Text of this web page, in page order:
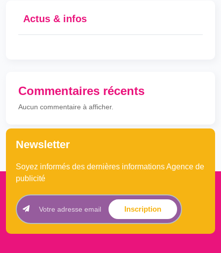
Actus & infos
Commentaires récents
Aucun commentaire à afficher.
Newsletter
Soyez informés des dernières informations Agence de
publicité
Inscription